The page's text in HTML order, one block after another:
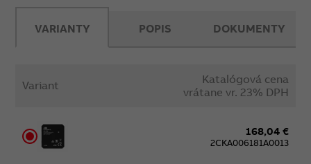
VARIANTY
Variant
Katalógová cena
vrátane vr. 23% DPH
168,04 €
2CKA006181A0013
POPIS DOKUMENTY